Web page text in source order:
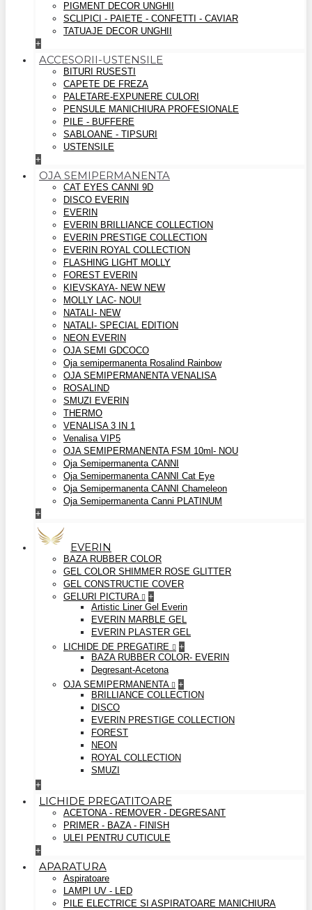
PIGMENT DECOR UNGHII
SCLIPICI - PAIETE - CONFETTI - CAVIAR
TATUAJE DECOR UNGHII
+
ACCESORII-USTENSILE
BITURI RUSESTI
CAPETE DE FREZA
PALETARE-EXPUNERE CULORI
PENSULE MANICHIURA PROFESIONALE
PILE - BUFFERE
SABLOANE - TIPSURI
USTENSILE
+
OJA SEMIPERMANENTA
CAT EYES CANNI 9D
DISCO EVERIN
EVERIN
EVERIN BRILLIANCE COLLECTION
EVERIN PRESTIGE COLLECTION
EVERIN ROYAL COLLECTION
FLASHING LIGHT MOLLY
FOREST EVERIN
KIEVSKAYA- NEW NEW
MOLLY LAC- NOU!
NATALI- NEW
NATALI- SPECIAL EDITION
NEON EVERIN
OJA SEMI GDCOCO
Oja semipermanenta Rosalind Rainbow
OJA SEMIPERMANENTA VENALISA
ROSALIND
SMUZI EVERIN
THERMO
VENALISA 3 IN 1
Venalisa VIP5
OJA SEMIPERMANENTA FSM 10ml- NOU
Oja Semipermanenta CANNI
Oja Semipermanenta CANNI Cat Eye
Oja Semipermanenta CANNI Chameleon
Oja Semipermanenta Canni PLATINUM
+
EVERIN
BAZA RUBBER COLOR
GEL COLOR SHIMMER ROSE GLITTER
GEL CONSTRUCTIE COVER
GELURI PICTURA
+
Artistic Liner Gel Everin
EVERIN MARBLE GEL
EVERIN PLASTER GEL
LICHIDE DE PREGATIRE
+
BAZA RUBBER COLOR- EVERIN
Degresant-Acetona
OJA SEMIPERMANENTA
+
BRILLIANCE COLLECTION
DISCO
EVERIN PRESTIGE COLLECTION
FOREST
NEON
ROYAL COLLECTION
SMUZI
+
LICHIDE PREGATITOARE
ACETONA - REMOVER - DEGRESANT
PRIMER - BAZA - FINISH
ULEI PENTRU CUTICULE
+
APARATURA
Aspiratoare
LAMPI UV - LED
PILE ELECTRICE SI ASPIRATOARE MANICHIURA